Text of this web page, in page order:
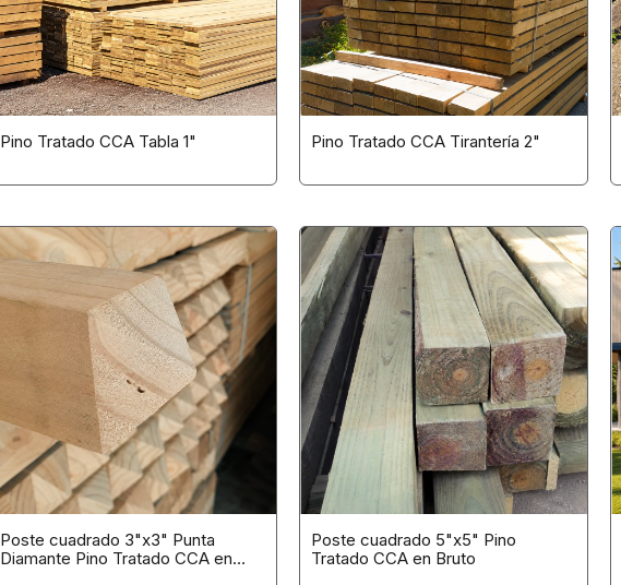
Pino Tratado CCA Tabla 1" Pino Tratado CCA Tirantería 2"
Poste cuadrado 3"x3" Punta
Diamante Pino Tratado CCA en
Poste cuadrado 5"x5" Pino
Tratado CCA en Bruto